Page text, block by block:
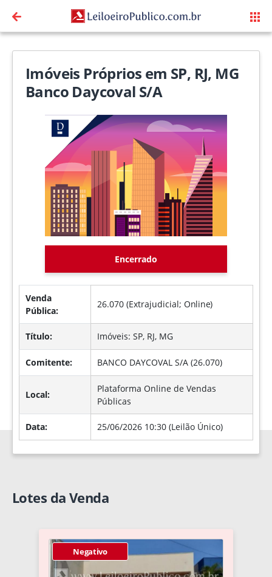
Imóveis Próprios em SP, RJ, MG
Banco Daycoval S/A
Encerrado
Venda
Pública:
26.070 (Extrajudicial; Online)
Título: Imóveis: SP, RJ, MG
Comitente: BANCO DAYCOVAL S/A (26.070)
Local:
Plataforma Online de Vendas
Públicas
Data: 25/06/2026 10:30 (Leilão Único)
Lotes da Venda
Negativo